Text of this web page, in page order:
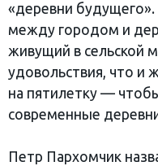
«деревни будущего».
между городом и
живущий в сельской
удовольствия, что и
на пятилетку —
современные
Петр Пархомчик